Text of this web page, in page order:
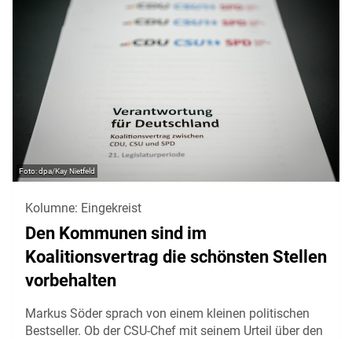
dpa/Kay Nietfeld
Kolumne: Eingekreist
Den Kommunen sind im
Koalitionsvertrag die schönsten Stellen
vorbehalten
Markus Söder sprach von einem kleinen politischen
Bestseller. Ob der CSU-Chef mit seinem Urteil über den